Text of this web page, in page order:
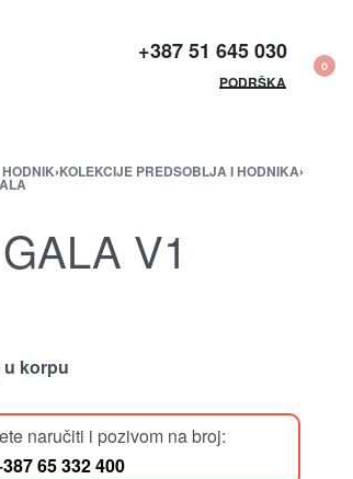
+387 51 645 030​
PODRŠKA
0
›KOLEKCIJE PREDSOBLJA I HODNIKA›
V1
u korpu
naručiti i pozivom na broj:
65 332 400